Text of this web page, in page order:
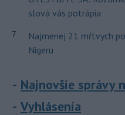
slová vás potrápia
7
Najmenej 21 mŕtvych
Nigeru
Najnovšie správy
Vyhlásenia